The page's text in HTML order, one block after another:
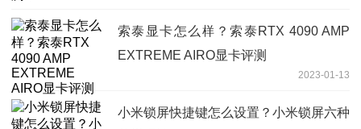
索泰显卡怎么样？索泰RTX 4090 AMP
EXTREME AIRO显卡评测
2023-01-13
小米锁屏快捷键怎么设置？小米锁屏六种